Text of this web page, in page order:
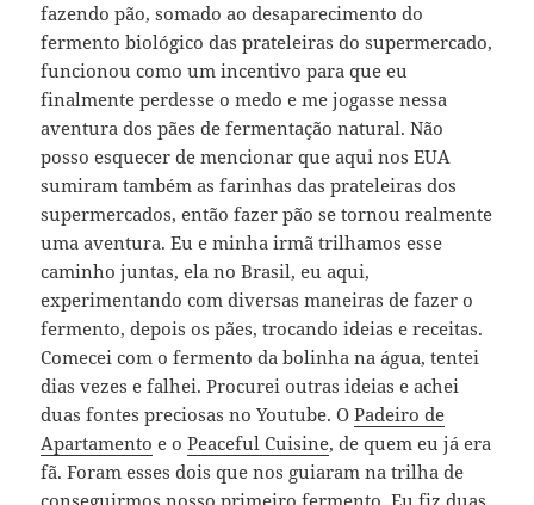
fazendo pão, somado ao desaparecimento do
fermento biológico das prateleiras do supermercado,
funcionou como um incentivo para que eu
finalmente perdesse o medo e me jogasse nessa
aventura dos pães de fermentação natural. Não
posso esquecer de mencionar que aqui nos EUA
sumiram também as farinhas das prateleiras dos
supermercados, então fazer pão se tornou realmente
uma aventura. Eu e minha irmã trilhamos esse
caminho juntas, ela no Brasil, eu aqui,
experimentando com diversas maneiras de fazer o
fermento, depois os pães, trocando ideias e receitas.
Comecei com o fermento da bolinha na água, tentei
dias vezes e falhei. Procurei outras ideias e achei
duas fontes preciosas no Youtube. OPadeiro de
Apartamento e oPeaceful Cuisine, de quem eu já era
fã. Foram esses dois que nos guiaram na trilha de